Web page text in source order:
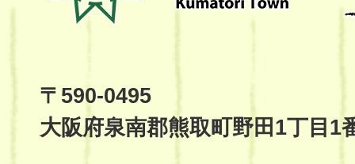
Kumatori
Site
〒590-0495
大阪府泉南郡熊取町野田1丁目1